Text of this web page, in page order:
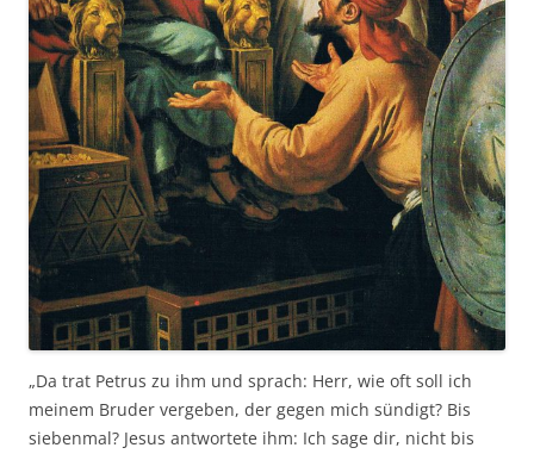
„Da trat Petrus zu ihm und sprach: Herr, wie oft soll ich
meinem Bruder vergeben, der gegen mich sündigt? Bis
siebenmal? Jesus antwortete ihm: Ich sage dir, nicht bis